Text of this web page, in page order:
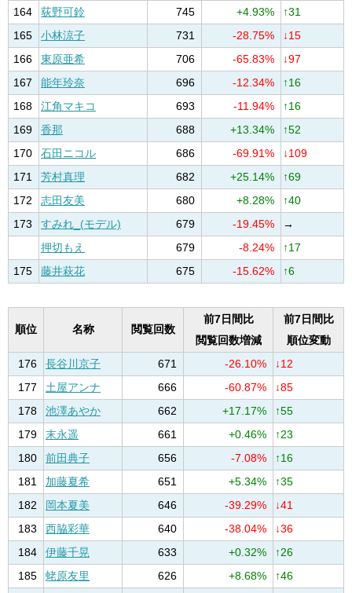
164
荻野可鈴 745 +4.93%
↑31
165
小林涼子 731 -28.75%
↓15
166
東原亜希 706 -65.83%
↓97
167
能年玲奈 696 -12.34%
↑16
168
江角マキコ 693 -11.94%
↑16
169
香那 688 +13.34%
↑52
170
石田ニコル 686 -69.91%
↓109
171
芳村真理 682 +25.14%
↑69
172
志田友美 680 +8.28%
↑40
173
すみれ_(モデル) 679 -19.45%
→
押切もえ
679 -8.24%
↑17
175
藤井萩花 675 -15.62% ↑6
順位 名称 閲覧回数
前7日間比
閲覧回数増減
前7日間比
順位変動
176
長谷川京子 671 -26.10%
↓12
177
土屋アンナ 666 -60.87%
↓85
178
池澤あやか 662 +17.17%
↑55
179
末永遥 661 +0.46%
↑23
180
前田典子 656 -7.08%
↑16
181
加藤夏希 651 +5.34%
↑35
182
岡本夏美 646 -39.29%
↓41
183
西脇彩華 640 -38.04%
↓36
184
伊藤千晃 633 +0.32%
↑26
185
蛯原友里 626 +8.68%
↑46